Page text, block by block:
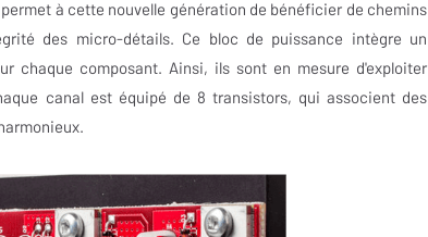
à cette nouvelle génération de bénéficier de chemins
des micro-détails. Ce bloc de puissance intègre un
chaque composant. Ainsi, ils sont en mesure d'exploiter
canal est équipé de 8 transistors, qui associent des